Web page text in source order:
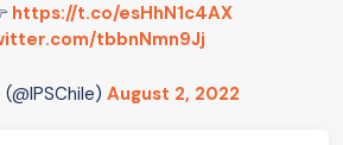
https://t.co/esHhN1c4AX
tbbnNmn9Jj
August 2, 2022